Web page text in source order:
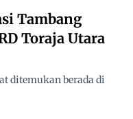
Tambang
Toraja Utara
ditemukan berada di